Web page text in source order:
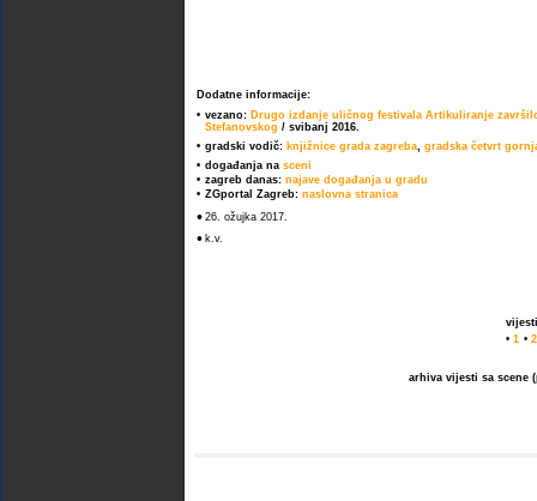
Dodatne informacije:
• vezano: Drugo izdanje uličnog festivala Artikuliranje
Stefanovskog / svibanj 2016.
• gradski vodič: knjižnice grada zagreba, gradska četvrt
• događanja na sceni
• zagreb danas: najave događanja u gradu
• ZGportal Zagreb: naslovna stranica
• 26. ožujka 2017.
• k.v.
• 1 • 2
arhiva vijesti sa scene